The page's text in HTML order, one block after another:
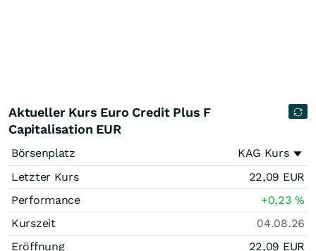
Aktueller Kurs Euro Credit Plus F
Capitalisation EUR
Börsenplatz
KAG Kurs
Letzter Kurs
22,09 EUR
Performance
+0,23%
Kurszeit
04.08.26
Eröffnung
22,09 EUR